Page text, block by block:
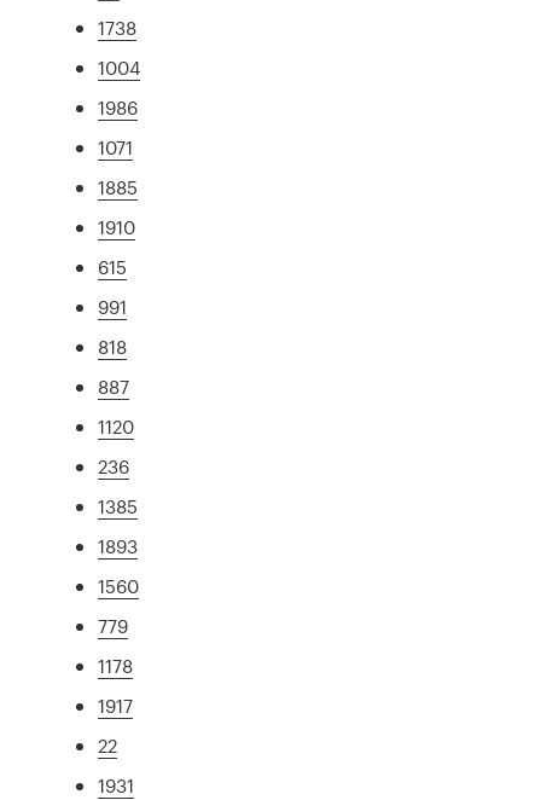
1738
1004
1986
1071
1885
1910
615
991
818
887
1120
236
1385
1893
1560
779
1178
1917
22
1931